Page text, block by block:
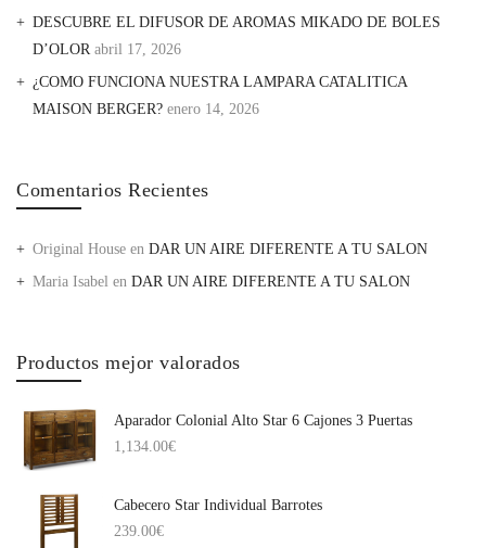
DESCUBRE EL DIFUSOR DE AROMAS MIKADO DE BOLES
D’OLOR abril 17, 2026
¿COMO FUNCIONA NUESTRA LAMPARA CATALITICA
MAISON BERGER? enero 14, 2026
Comentarios Recientes
Original House en DAR UN AIRE DIFERENTE A TU SALON
Maria Isabel en DAR UN AIRE DIFERENTE A TU SALON
Productos mejor valorados
Aparador Colonial Alto Star 6 Cajones 3 Puertas
1,134.00€
Cabecero Star Individual Barrotes
239.00€